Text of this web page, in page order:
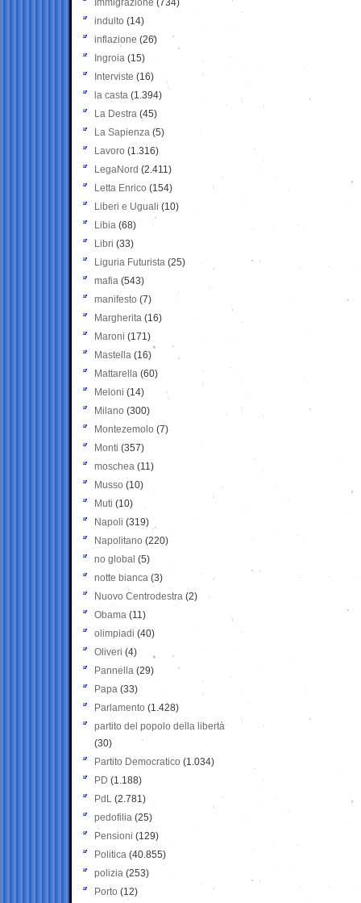
Immigrazione (734)
indulto (14)
inflazione (26)
Ingroia (15)
Interviste (16)
la casta (1.394)
La Destra (45)
La Sapienza (5)
Lavoro (1.316)
LegaNord (2.411)
Letta Enrico (154)
Liberi e Uguali (10)
Libia (68)
Libri (33)
Liguria Futurista (25)
mafia (543)
manifesto (7)
Margherita (16)
Maroni (171)
Mastella (16)
Mattarella (60)
Meloni (14)
Milano (300)
Montezemolo (7)
Monti (357)
moschea (11)
Musso (10)
Muti (10)
Napoli (319)
Napolitano (220)
no global (5)
notte bianca (3)
Nuovo Centrodestra (2)
Obama (11)
olimpiadi (40)
Oliveri (4)
Pannella (29)
Papa (33)
Parlamento (1.428)
partito del popolo della libertà
(30)
Partito Democratico (1.034)
PD (1.188)
PdL (2.781)
pedofilia (25)
Pensioni (129)
Politica (40.855)
polizia (253)
Porto (12)